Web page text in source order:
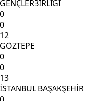
GENÇLERBİRLİĞİ
0
0
12
GÖZTEPE
0
0
13
İSTANBUL BAŞAKŞEHİR